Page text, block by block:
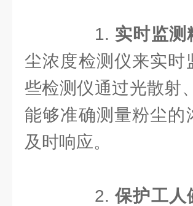
1. 实时监测
尘浓度检测仪来实时
些检测仪通过光散射
能够准确测量粉尘的
及时响应。
2.保护工人